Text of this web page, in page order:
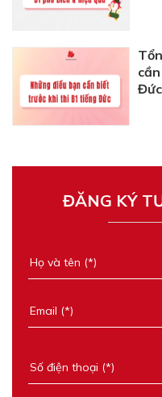
Đức
ĐĂNG KÝ